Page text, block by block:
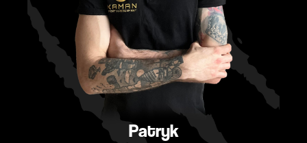
Patryk